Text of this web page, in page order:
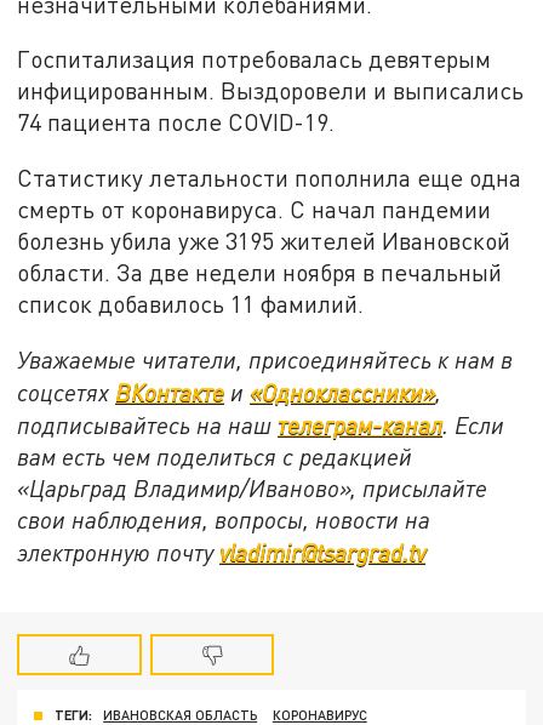
Госпитализация потребовалась девятерым
инфицированным. Выздоровели и выписались
74 пациента после COVID-19.
Статистику летальности пополнила еще одна
смерть от коронавируса. С начал пандемии
болезнь убила уже 3195 жителей Ивановской
области. За две недели ноября в печальный
список добавилось 11 фамилий.
Уважаемые читатели, присоединяйтесь к нам в
соцсетях ВКонтакте и«Одноклассники»,
подписывайтесь на наш телеграм-канал. Если
вам есть чем поделиться с редакцией
«Царьград Владимир/Иваново», присылайте
свои наблюдения, вопросы, новости на
электронную почту vladimir@tsargrad.tv
ТЕГИ: ИВАНОВСКАЯ ОБЛАСТЬ КОРОНАВИРУС